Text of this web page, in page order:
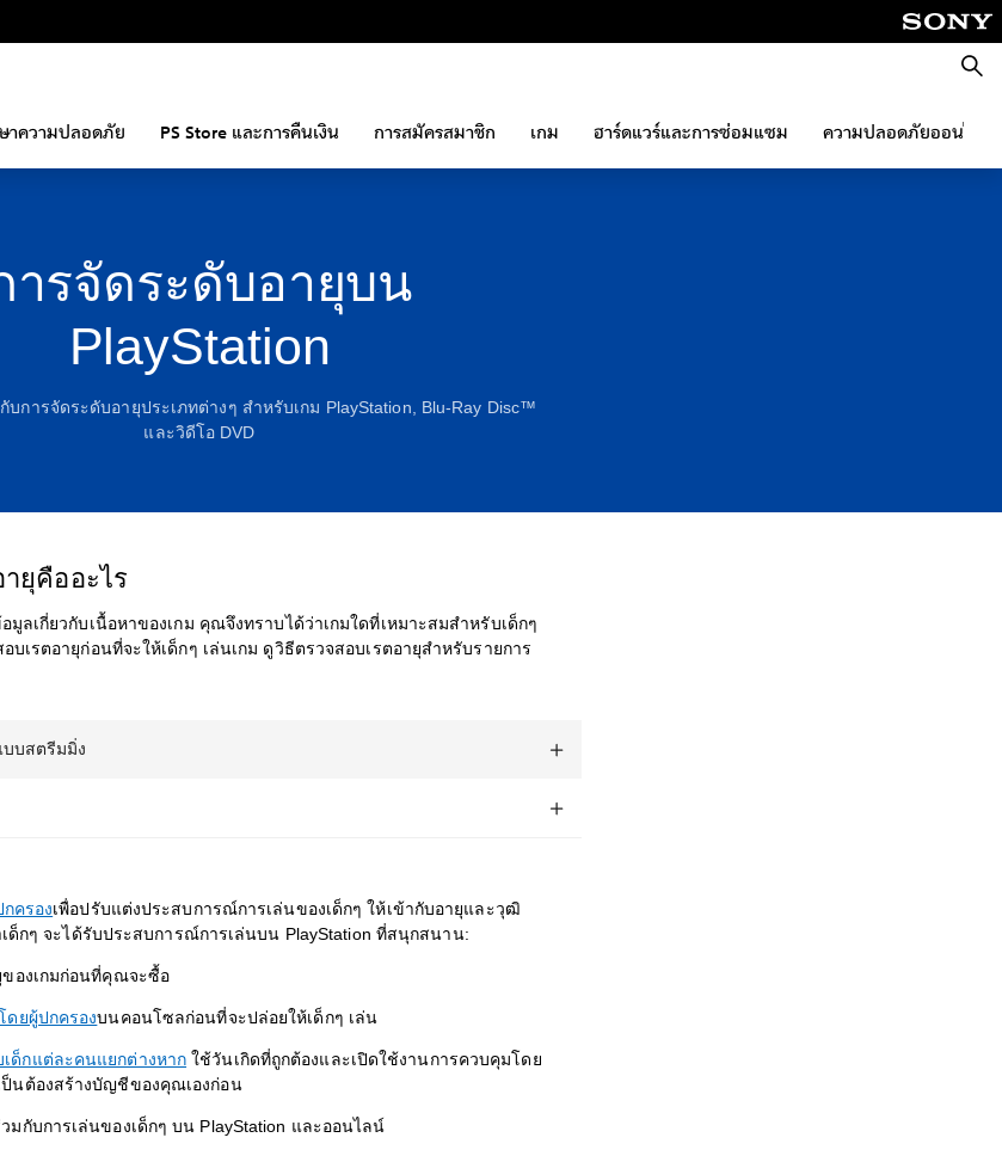
ค้นหา
าความปลอดภัย PS Store และการคืนเงิน การสมัครสมาชิก เกม ฮาร์ดแวร์และการซ่อมแซม ความปลอดภัยออนไลน์
ารจัดระดับอายุบน
PlayStation
กับการจัดระดับอายุประเภทต่างๆ สำหรับเกม PlayStation, Blu-Ray Disc™
และวิดีโอ DVD
ยุคืออะไร
มูลเกี่ยวกับเนื้อหาของเกม คุณจึงทราบได้ว่าเกมใดที่เหมาะสมสำหรับเด็กๆ
เรตอายุก่อนที่จะให้เด็กๆ เล่นเกม ดูวิธีตรวจสอบเรตอายุสำหรับรายการ
บบสตรีมมิ่ง
ครองเพื่อปรับแต่งประสบการณ์การเล่นของเด็กๆ ให้เข้ากับอายุและวุฒิ
ด็กๆ จะได้รับประสบการณ์การเล่นบน PlayStation ที่สนุกสนาน:
ของเกมก่อนที่คุณจะซื้อ
ดยผู้ปกครองบนคอนโซลก่อนที่จะปล่อยให้เด็กๆ เล่น
ด็กแต่ละคนแยกต่างหาก ใช้วันเกิดที่ถูกต้องและเปิดใช้งานการควบคุมโดย
นต้องสร้างบัญชีของคุณเองก่อน
มกับการเล่นของเด็กๆ บน PlayStation และออนไลน์